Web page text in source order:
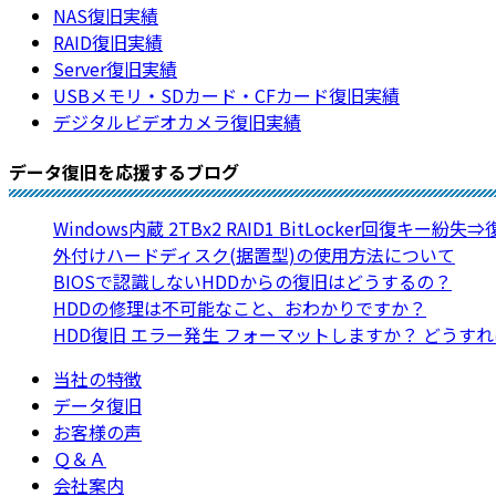
NAS復旧実績
RAID復旧実績
Server復旧実績
USBメモリ・SDカード・CFカード復旧実績
デジタルビデオカメラ復旧実績
データ復旧を応援するブログ
Windows内蔵 2TBx2 RAID1 BitLocker回復キー紛失⇒
外付けハードディスク(据置型)の使用方法について
BIOSで認識しないHDDからの復旧はどうするの？
HDDの修理は不可能なこと、おわかりですか？
HDD復旧 エラー発生 フォーマットしますか？ どうす
当社の特徴
データ復旧
お客様の声
Ｑ＆Ａ
会社案内